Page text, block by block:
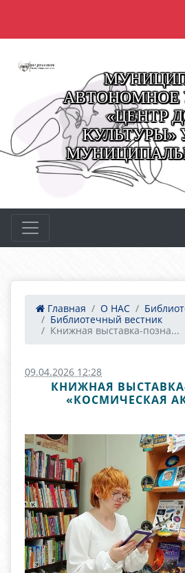
АВТОНОМНОЕ
«ЦЕНТР
КУЛЬТУРЫ»
Главная О НАС
Библиотечный вестник
Книжная выставка-позна...
09.04.2026 12:28
КНИЖНАЯ
«КОСМИЧЕСКАЯ